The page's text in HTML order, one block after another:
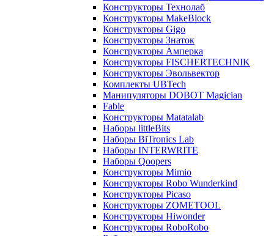
Конструкторы Технолаб
Конструкторы MakeBlock
Конструкторы Gigo
Конструкторы Знаток
Конструкторы Амперка
Конструкторы FISCHERTECHNIK
Конструкторы Эвольвектор
Комплекты UBTech
Манипуляторы DOBOT Magician
Fable
Конструкторы Matatalab
Наборы littleBits
Наборы BiTronics Lab
Наборы INTERWRITE
Наборы Qoopers
Конструкторы Mimio
Конструкторы Robo Wunderkind
Конструкторы Picaso
Конструкторы ZOMETOOL
Конструкторы Hiwonder
Конструкторы RoboRobo